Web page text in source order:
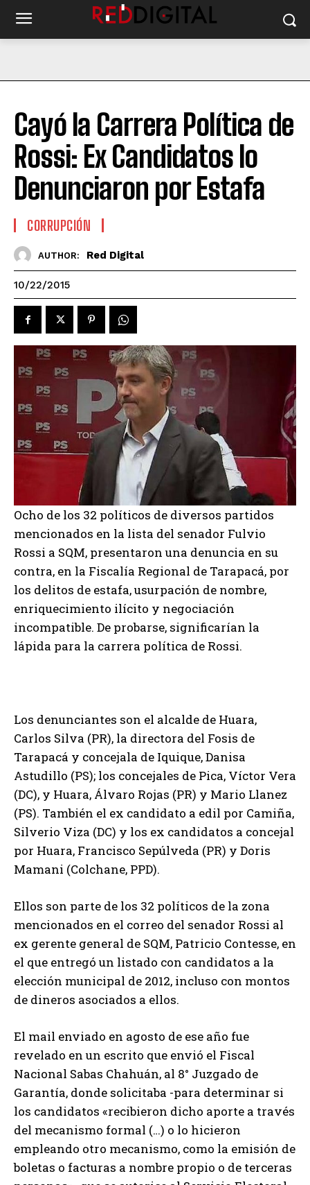
Cayó la Carrera Política de
Rossi: Ex Candidatos lo
Denunciaron por Estafa
CORRUPCIÓN
AUTHOR: Red Digital
10/22/2015
Ocho de los 32 políticos de diversos partidos
mencionados en la lista del senador Fulvio
Rossi a SQM, presentaron una denuncia en su
contra, en la Fiscalía Regional de Tarapacá, por
los delitos de estafa, usurpación de nombre,
enriquecimiento ilícito y negociación
incompatible. De probarse, significarían la
lápida para la carrera política de Rossi.
Los denunciantes son el alcalde de Huara,
Carlos Silva (PR), la directora del Fosis de
Tarapacá y concejala de Iquique, Danisa
Astudillo (PS); los concejales de Pica, Víctor Vera
(DC), y Huara, Álvaro Rojas (PR) y Mario Llanez
(PS). También el ex candidato a edil por Camiña,
Silverio Viza (DC) y los ex candidatos a concejal
por Huara, Francisco Sepúlveda (PR) y Doris
Mamani (Colchane, PPD).
Ellos son parte de los 32 políticos de la zona
mencionados en el correo del senador Rossi al
ex gerente general de SQM, Patricio Contesse, en
el que entregó un listado con candidatos a la
elección municipal de 2012, incluso con montos
de dineros asociados a ellos.
El mail enviado en agosto de ese año fue
revelado en un escrito que envió el Fiscal
Nacional Sabas Chahuán, al 8° Juzgado de
Garantía, donde solicitaba -para determinar si
los candidatos «recibieron dicho aporte a través
del mecanismo formal (…) o lo hicieron
empleando otro mecanismo, como la emisión de
boletas o facturas a nombre propio o de terceras